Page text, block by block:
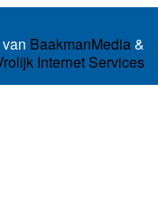
BaakmanMedia&
Internet Services